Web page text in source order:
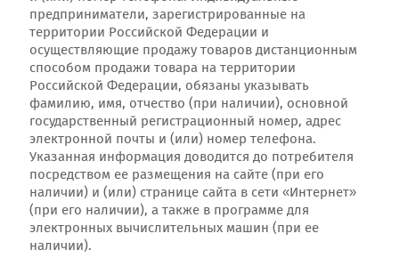
предприниматели, зарегистрированные на
территории Российской Федерации и
осуществляющие продажу товаров дистанционным
способом продажи товара на территории
Российской Федерации, обязаны указывать
фамилию, имя, отчество (при наличии), основной
государственный регистрационный номер, адрес
электронной почты и (или) номер телефона.
Указанная информация доводится до потребителя
посредством ее размещения на сайте (при его
наличии) и (или) странице сайта в сети «Интернет»
(при его наличии), а также в программе для
электронных вычислительных машин (при ее
наличии).